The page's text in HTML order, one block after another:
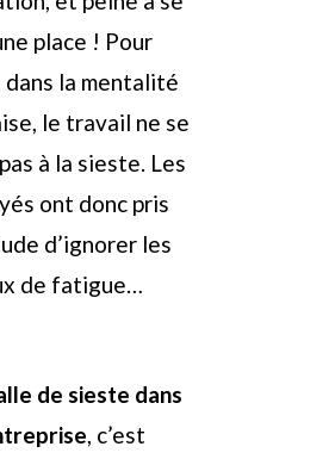
place ! Pour
dans la mentalité
le travail ne se
à la sieste. Les
ont donc pris
d’ignorer les
de fatigue…
de sieste dans
, c’est